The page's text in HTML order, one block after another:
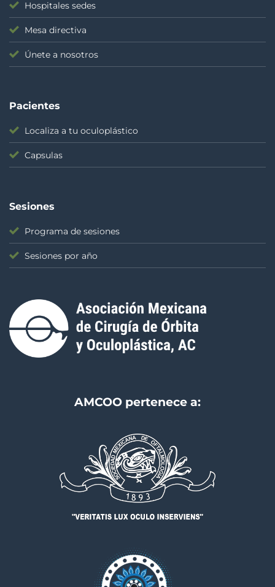
Hospitales sedes
Mesa directiva
Únete a nosotros
Pacientes
Localiza a tu oculoplástico
Capsulas
Sesiones
Programa de sesiones
Sesiones por año
AMCOO pertenece a: